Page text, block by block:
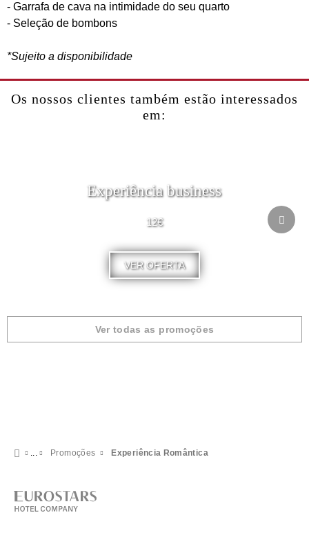
- Garrafa de cava na intimidade do seu quarto
- Seleção de bombons
*Sujeito a disponibilidade
Os nossos clientes também estão interessados
em:
Experiência business
12€
VER OFERTA
Ver todas as promoções
Promoções Experiência Romântica